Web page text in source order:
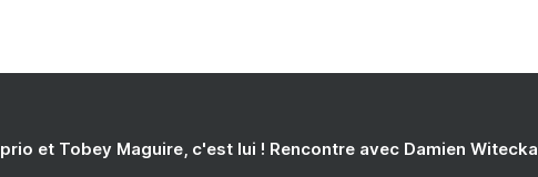
et Tobey Maguire, c'est lui ! Rencontre avec Damien Witecka